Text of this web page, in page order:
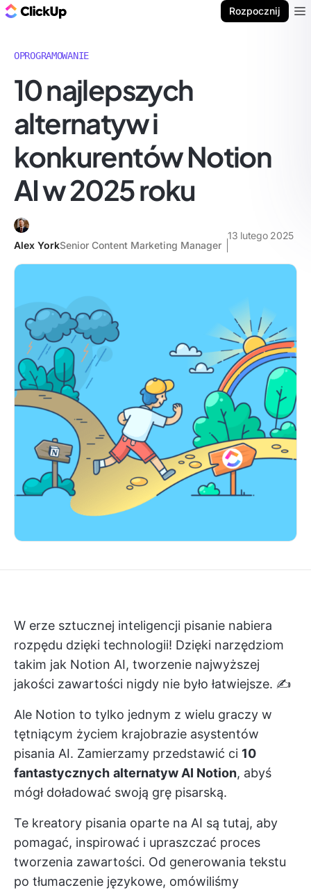
Rozpocznij
OPROGRAMOWANIE
10 najlepszych
alternatyw i
konkurentów Notion
AI w 2025 roku
Alex YorkSenior Content Marketing Manager
13 lutego 2025
W erze sztucznej inteligencji pisanie nabiera
rozpędu dzięki technologii! Dzięki narzędziom
takim jak Notion AI, tworzenie najwyższej
jakości zawartości nigdy nie było łatwiejsze. ✍️
Ale Notion to tylko jednym z wielu graczy w
tętniącym życiem krajobrazie asystentów
pisania AI. Zamierzamy przedstawić ci 10
fantastycznych alternatyw AI Notion, abyś
mógł doładować swoją grę pisarską.
Te kreatory pisania oparte na AI są tutaj, aby
pomagać, inspirować i upraszczać proces
tworzenia zawartości. Od generowania tekstu
po tłumaczenie językowe, omówiliśmy